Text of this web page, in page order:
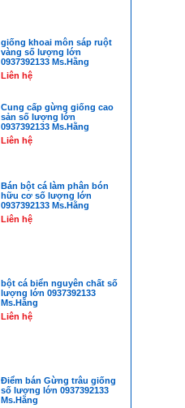
giống khoai môn sáp ruột
vàng số lượng lớn
0937392133 Ms.Hằng
Liên hệ
Cung cấp gừng giống cao
sản số lượng lớn
0937392133 Ms.Hằng
Liên hệ
Bán bột cá làm phân bón
hữu cơ số lượng lớn
0937392133 Ms.Hằng
Liên hệ
bột cá biển nguyên chất số
lượng lớn 0937392133
Ms.Hằng
Liên hệ
Điểm bán Gừng trâu giống
số lượng lớn 0937392133
Ms.Hằng